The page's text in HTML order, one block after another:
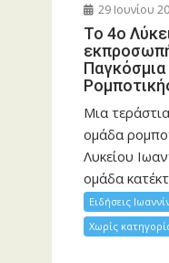
29 Ιουνίου
Το 4ο
Μια
ομάδα
Λυκείου
ομάδα
Ειδήσεις
Χωρίς